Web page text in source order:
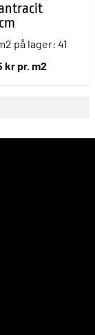
på lager: 41
kr pr. m2